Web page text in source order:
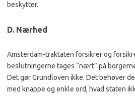
beskytter.
D. Nærhed
Amsterdam-traktaten forsikrer og
beslutningerne tages “nært” på
Det gør Grundloven ikke. Det behøver
med knappe og enkle ord, hvad staten